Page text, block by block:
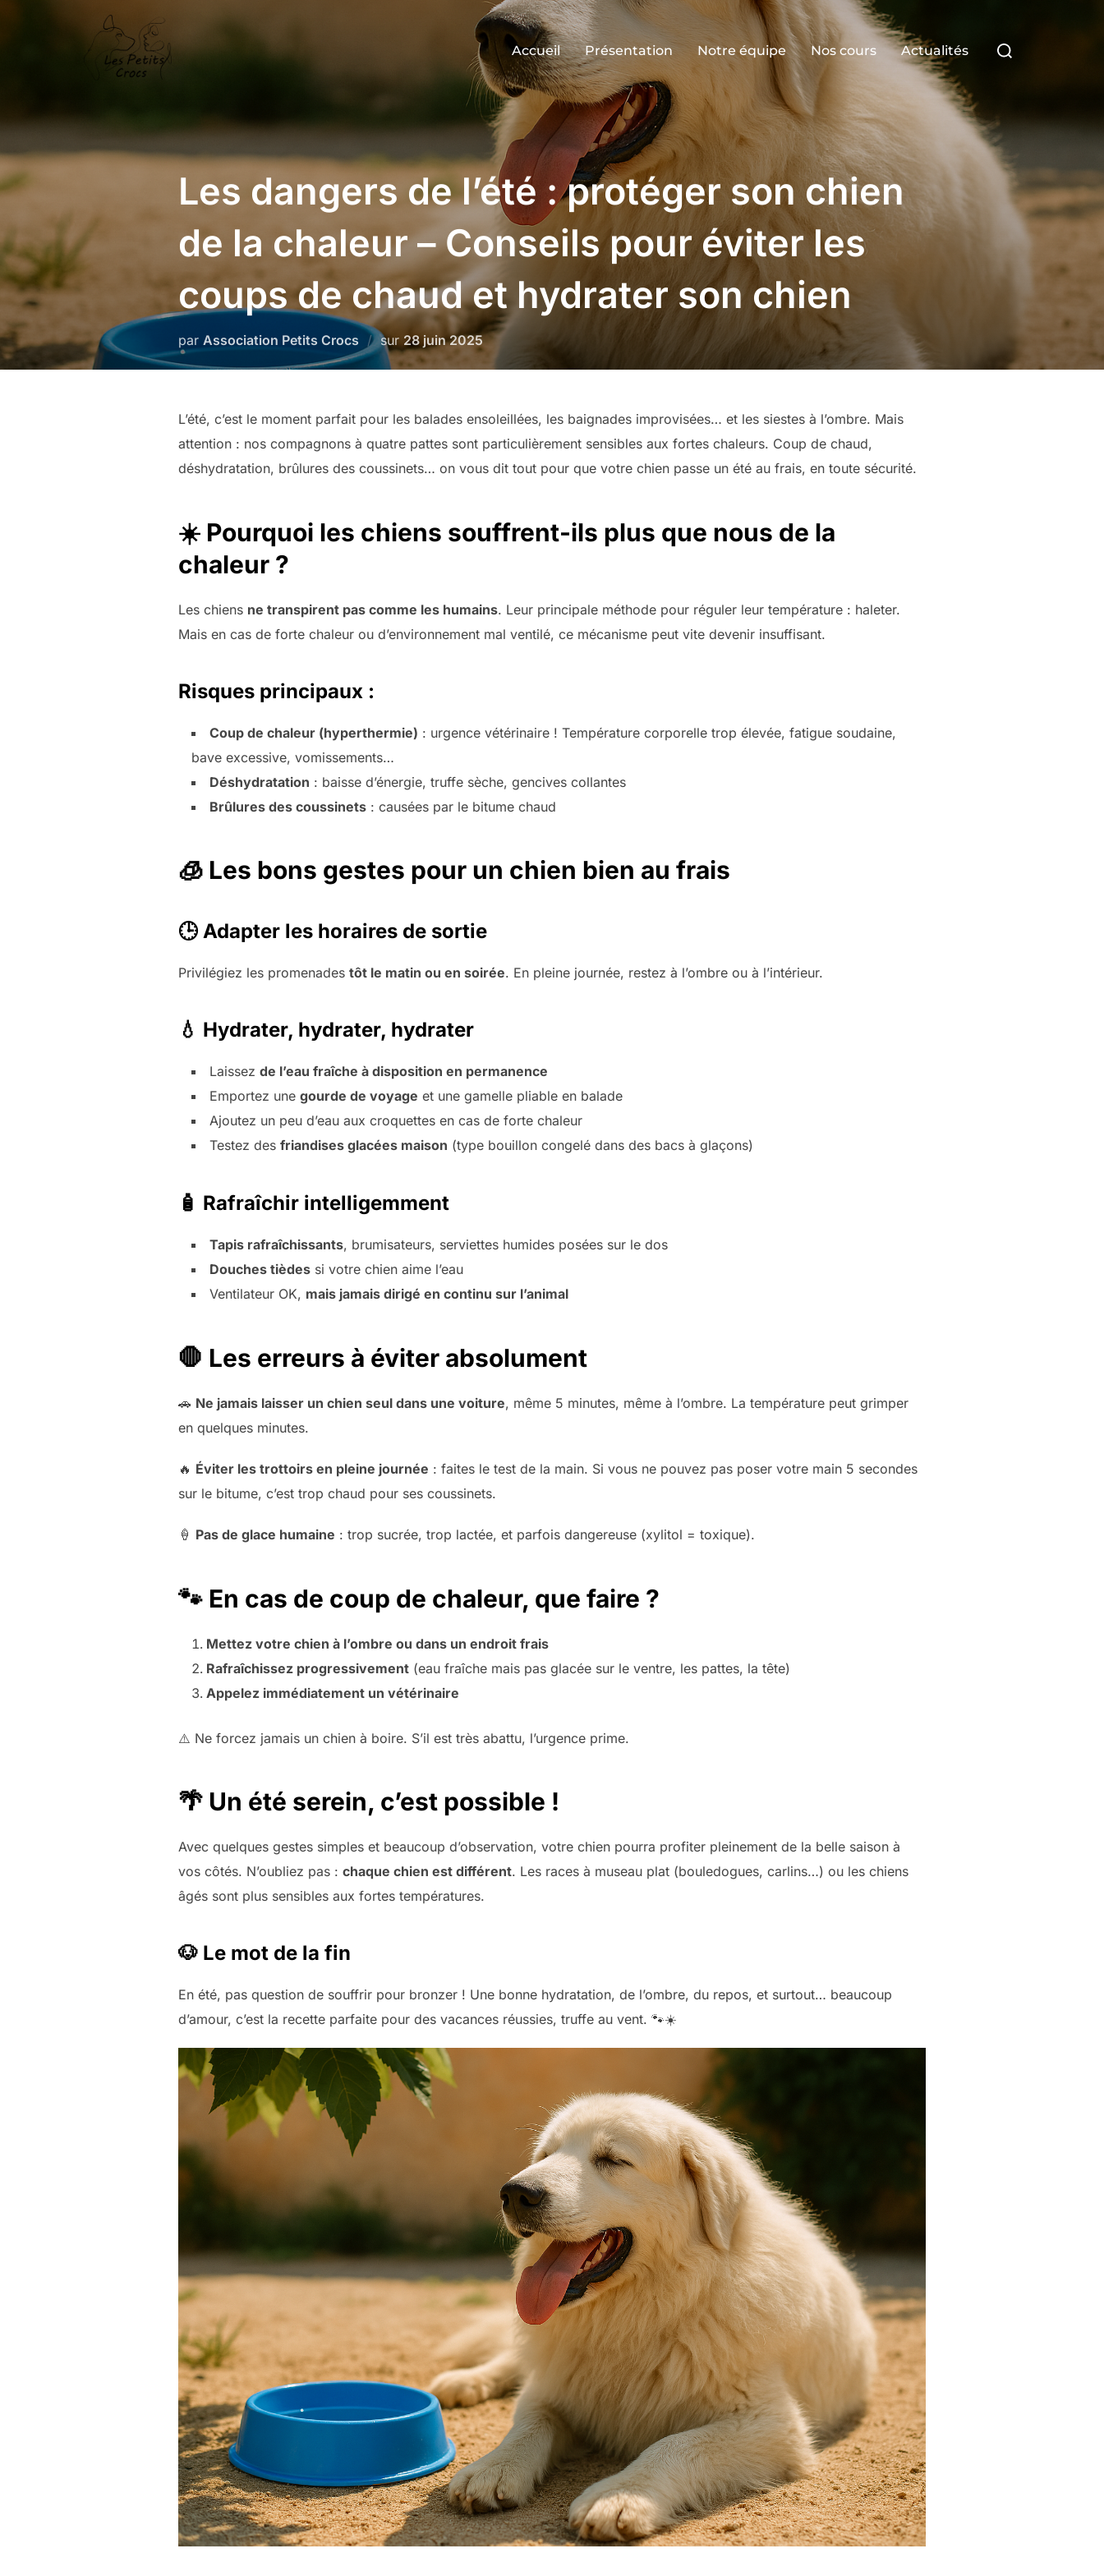
Accueil Présentation Notre équipe Nos cours Actualités
Rechercher :
Les dangers de l’été : protéger son chien
de la chaleur – Conseils pour éviter les
coups de chaud et hydrater son chien
par Association Petits Crocs sur Publié
le
28 juin 2025
L’été, c’est le moment parfait pour les balades ensoleillées, les baignades improvisées… et les siestes à l’ombre. Mais
attention : nos compagnons à quatre pattes sont particulièrement sensibles aux fortes chaleurs. Coup de chaud,
déshydratation, brûlures des coussinets… on vous dit tout pour que votre chien passe un été au frais, en toute sécurité.
☀️ Pourquoi les chiens souffrent-ils plus que nous de la
chaleur ?
Les chiens ne transpirent pas comme les humains. Leur principale méthode pour réguler leur température : haleter.
Mais en cas de forte chaleur ou d’environnement mal ventilé, ce mécanisme peut vite devenir insuffisant.
Risques principaux :
Coup de chaleur (hyperthermie) : urgence vétérinaire ! Température corporelle trop élevée, fatigue soudaine,
bave excessive, vomissements…
Déshydratation : baisse d’énergie, truffe sèche, gencives collantes
Brûlures des coussinets : causées par le bitume chaud
🧊 Les bons gestes pour un chien bien au frais
🕒 Adapter les horaires de sortie
Privilégiez les promenades tôt le matin ou en soirée. En pleine journée, restez à l’ombre ou à l’intérieur.
💧 Hydrater, hydrater, hydrater
Laissez de l’eau fraîche à disposition en permanence
Emportez une gourde de voyage et une gamelle pliable en balade
Ajoutez un peu d’eau aux croquettes en cas de forte chaleur
Testez des friandises glacées maison (type bouillon congelé dans des bacs à glaçons)
🧴 Rafraîchir intelligemment
Tapis rafraîchissants, brumisateurs, serviettes humides posées sur le dos
Douches tièdes si votre chien aime l’eau
Ventilateur OK, mais jamais dirigé en continu sur l’animal
🛑 Les erreurs à éviter absolument
🚗 Ne jamais laisser un chien seul dans une voiture, même 5 minutes, même à l’ombre. La température peut grimper
en quelques minutes.
🔥 Éviter les trottoirs en pleine journée : faites le test de la main. Si vous ne pouvez pas poser votre main 5 secondes
sur le bitume, c’est trop chaud pour ses coussinets.
🍦 Pas de glace humaine : trop sucrée, trop lactée, et parfois dangereuse (xylitol = toxique).
🐾 En cas de coup de chaleur, que faire ?
Mettez votre chien à l’ombre ou dans un endroit frais
Rafraîchissez progressivement (eau fraîche mais pas glacée sur le ventre, les pattes, la tête)
Appelez immédiatement un vétérinaire
⚠️ Ne forcez jamais un chien à boire. S’il est très abattu, l’urgence prime.
🌴 Un été serein, c’est possible !
Avec quelques gestes simples et beaucoup d’observation, votre chien pourra profiter pleinement de la belle saison à
vos côtés. N’oubliez pas : chaque chien est différent. Les races à museau plat (bouledogues, carlins…) ou les chiens
âgés sont plus sensibles aux fortes températures.
🐶 Le mot de la fin
En été, pas question de souffrir pour bronzer ! Une bonne hydratation, de l’ombre, du repos, et surtout… beaucoup
d’amour, c’est la recette parfaite pour des vacances réussies, truffe au vent. 🐾☀️